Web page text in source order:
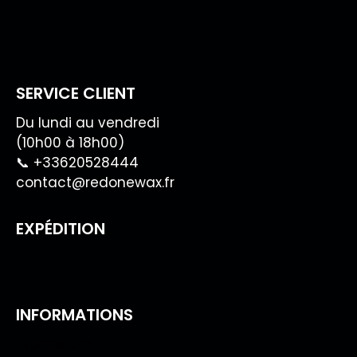
SERVICE CLIENT
Du lundi au vendredi
(10h00 à 18h00)
📞 +33620528444
contact@redonewax.fr
EXPÉDITION
INFORMATIONS